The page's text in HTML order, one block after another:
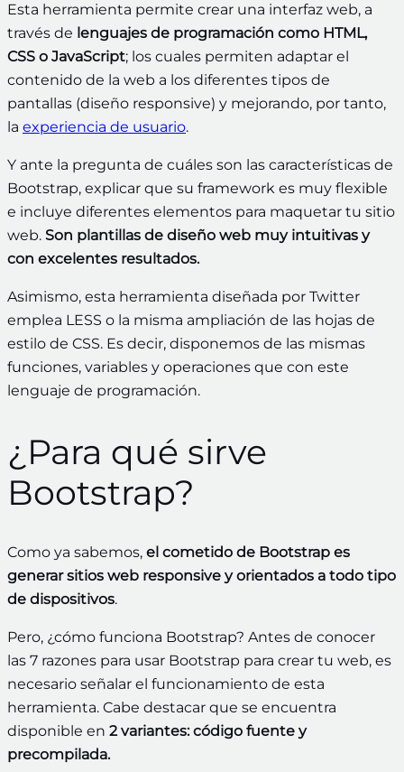
Esta herramienta permite crear una interfaz web, a
través de lenguajes de programación como HTML,
CSS o JavaScript; los cuales permiten adaptar el
contenido de la web a los diferentes tipos de
pantallas (diseño responsive) y mejorando, por tanto,
la experiencia de usuario.
Y ante la pregunta de cuáles son las características de
Bootstrap, explicar que su framework es muy flexible
e incluye diferentes elementos para maquetar tu sitio
web. Son plantillas de diseño web muy intuitivas y
con excelentes resultados.
Asimismo, esta herramienta diseñada por Twitter
emplea LESS o la misma ampliación de las hojas de
estilo de CSS. Es decir, disponemos de las mismas
funciones, variables y operaciones que con este
lenguaje de programación.
¿Para qué sirve
Bootstrap?
Como ya sabemos, el cometido de Bootstrap es
generar sitios web responsive y orientados a todo tipo
de dispositivos.
Pero, ¿cómo funciona Bootstrap? Antes de conocer
las 7 razones para usar Bootstrap para crear tu web, es
necesario señalar el funcionamiento de esta
herramienta. Cabe destacar que se encuentra
disponible en 2 variantes: código fuente y
precompilada.